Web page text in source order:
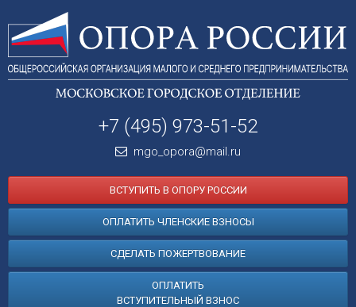
+7 (495) 973-51-52
mgo_opora@mail.ru
ВСТУПИТЬ В ОПОРУ РОССИИ
ОПЛАТИТЬ ЧЛЕНСКИЕ ВЗНОСЫ
СДЕЛАТЬ ПОЖЕРТВОВАНИЕ
ОПЛАТИТЬ
ВСТУПИТЕЛЬНЫЙ ВЗНОС